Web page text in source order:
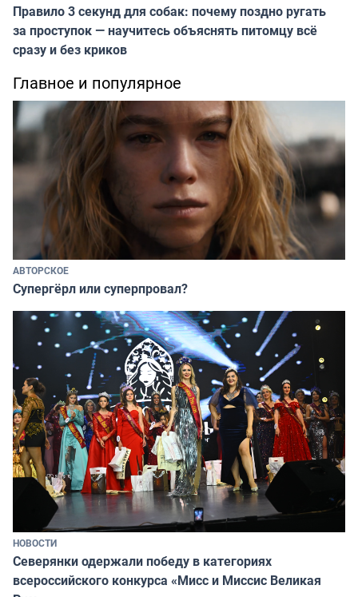
Правило 3 секунд для собак: почему поздно ругать
за проступок — научитесь объяснять питомцу всё
сразу и без криков
Главное и популярное
АВТОРСКОЕ
Супергёрл или суперпровал?
НОВОСТИ
Северянки одержали победу в категориях
всероссийского конкурса «Мисс и Миссис Великая